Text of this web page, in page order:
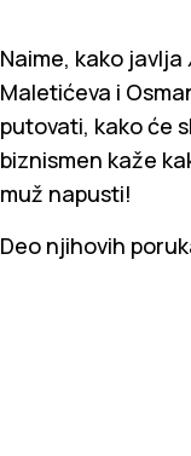
Naime, kako javlja
Maletićeva i
putovati, kako će
biznismen kaže
muž napusti!
Deo njihovih